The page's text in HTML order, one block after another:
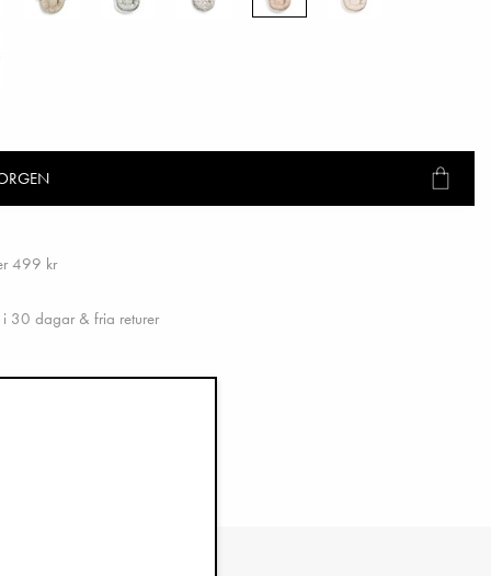
499 kr
30 dagar & fria returer